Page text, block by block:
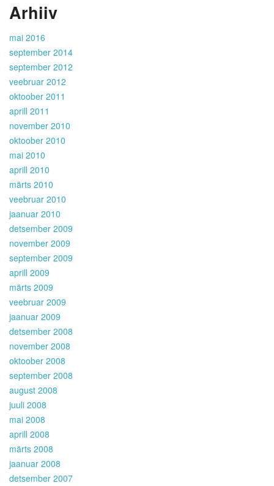
Arhiiv
mai 2016
september 2014
september 2012
veebruar 2012
oktoober 2011
aprill 2011
november 2010
oktoober 2010
mai 2010
aprill 2010
märts 2010
veebruar 2010
jaanuar 2010
detsember 2009
november 2009
september 2009
aprill 2009
märts 2009
veebruar 2009
jaanuar 2009
detsember 2008
november 2008
oktoober 2008
september 2008
august 2008
juuli 2008
mai 2008
aprill 2008
märts 2008
jaanuar 2008
detsember 2007